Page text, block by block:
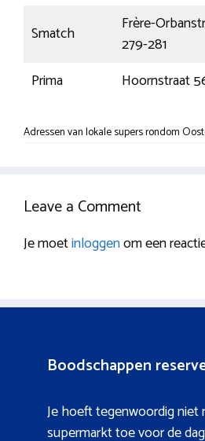
Smatch
Frère-
279-281
Prima
Hoornstraat
Adressen van lokale supers rondom
Leave a Comment
Je moetinloggenom een
Boodschappen
Je hoeft tegenwoordig niet
supermarkt toe voor de